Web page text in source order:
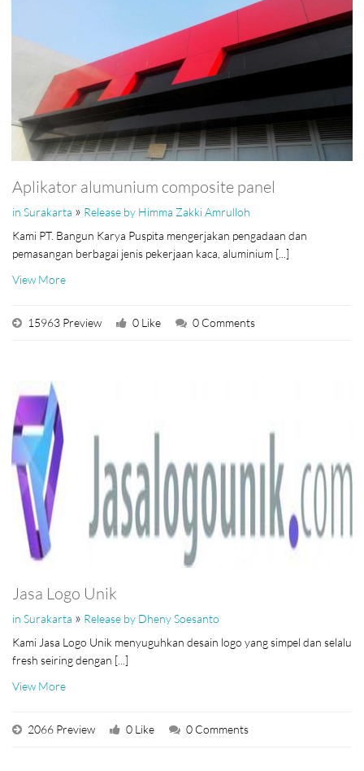
Aplikator alumunium composite panel
in Surakarta » Release by Himma Zakki Amrulloh
Kami PT. Bangun Karya Puspita mengerjakan pengadaan dan
pemasangan berbagai jenis pekerjaan kaca, aluminium [...]
View More
15963 Preview 0 Like 0 Comments
Jasa Logo Unik
in Surakarta » Release by Dheny Soesanto
Kami Jasa Logo Unik menyuguhkan desain logo yang simpel dan selalu
fresh seiring dengan [...]
View More
2066 Preview 0 Like 0 Comments